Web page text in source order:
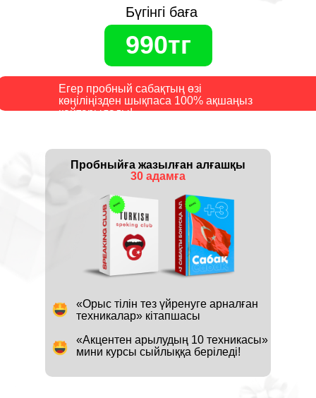
Егер пробный сабақтың өзі
көңіліңізден шықпаса 100% ақшаңыз
қайтарылады!
Бүгінгі баға
«Орыс тілін тез үйренуге арналған
техникалар» кітапшасы
«Акцентен арылудың 10 техникасы»
мини курсы сыйлыққа беріледі!
990тг
Пробныйға жазылған алғашқы
30 адамға